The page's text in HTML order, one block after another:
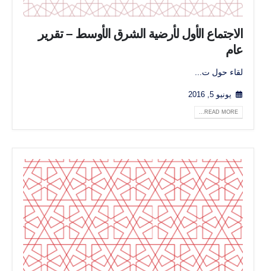
الاجتماع الأول لأرضية الشرق الأوسط – تقرير
عام
لقاء حول ت...
يونيو 5, 2016
READ MORE...